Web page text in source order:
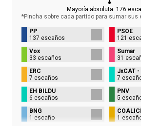
Mayoría absoluta: 176
*Pincha sobre cada partido para sumar sus
PP
137 escaños
PSOE
121
Vox
33 escaños
Sumar
31
ERC
7 escaños
JxCAT -
7
EH BILDU
6 escaños
PNV
5
BNG
1 escaño
1